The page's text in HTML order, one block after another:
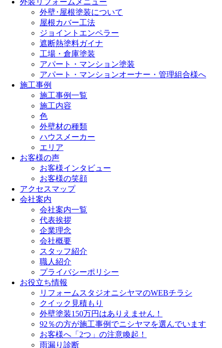
外装リフォームメニュー
外壁･屋根塗装について
屋根カバー工法
ジョイントエンペラー
遮断熱塗料ガイナ
工場・倉庫塗装
アパート・マンション塗装
アパート・マンションオーナー・管理組合様へ
施工事例
施工事例一覧
施工内容
色
外壁材の種類
ハウスメーカー
エリア
お客様の声
お客様インタビュー
お客様の笑顔
アクセスマップ
会社案内
会社案内一覧
代表挨拶
企業理念
会社概要
スタッフ紹介
職人紹介
プライバシーポリシー
お役立ち情報
リフォームスタジオニシヤマのWEBチラシ
クイック見積もり
外壁塗装150万円はありえません！
92％の方が施工事例でニシヤマを選んでいます
お客様へ「2つ」の注意喚起！
雨漏り診断